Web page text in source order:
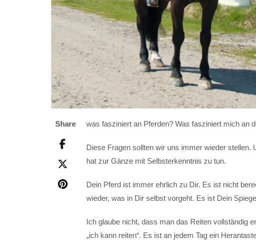
Share was fasziniert an Pferden? Was fasziniert mich an
Diese Fragen sollten wir uns immer wieder
hat zur Gänze mit Selbsterkenntnis zu tun.
Dein Pferd ist immer ehrlich zu Dir. Es ist nicht
wieder, was in Dir selbst vorgeht. Es ist Dein
Ich glaube nicht, dass man das Reiten vollständig
„ich kann reiten“. Es ist an jedem Tag ein